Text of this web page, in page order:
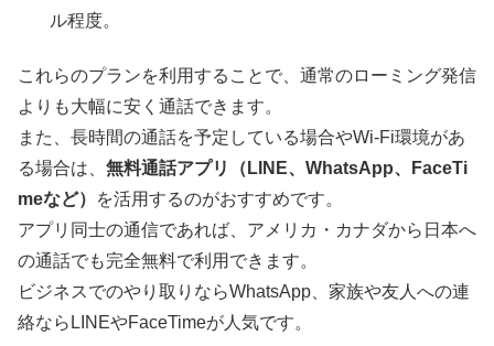
ル程度。
これらのプランを利用することで、通常のローミング発信
よりも大幅に安く通話できます。
また、長時間の通話を予定している場合やWi-Fi環境があ
る場合は、 無料通話アプリ（LINE、WhatsApp、FaceTi
meなど）
を活用するのがおすすめです。
アプリ同士の通信であれば、アメリカ・カナダから日本へ
の通話でも完全無料で利用できます。
ビジネスでのやり取りならWhatsApp、家族や友人への連
絡ならLINEやFaceTimeが人気です。